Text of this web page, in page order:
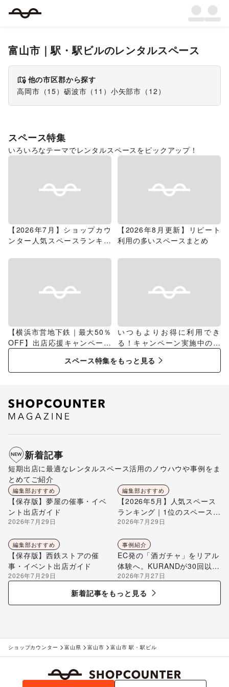
富山市 ｜駅・駅ビルのレンタルスペース
他の市区郡から探す
高岡市 （15） 砺波市 （ 11 ） 小矢部市 （ 12 ）
スペース特集
いろいろなテーマでレンタルスペースをピックアップ！
【2026年7月】ショップカウ
ンター人気スペースランキン
【2026年8月更新】リピート
利用の多いスペースまとめ
【横浜市営地下鉄｜最大50％
OFF】出店応援キャンペーン
特集
いつもよりお得に利用でき
る！キャンペーン実施中のス
スペース特集をもっと見る
新着記事
短期出店に最適なレンタルスペース活用のノウハウや事例をま
とめてご紹介
編集部おすすめ
【保存版】夢屋の催事・イベ
ント出店ガイド
2026年7月29日
編集部おすすめ
【2026年5月】人気スペース
ランキング｜1位のスペースを
編集部が解説
2026年7月29日
編集部おすすめ
【保存版】西鉄ストアの催
事・イベント出店ガイド
2026年7月29日
事例紹介
EC発の「酒ガチャ」をリアル
体験へ。KURANDが30回以上
のポップアップ出店で届け
る“新しいお酒との出会い”
2026年7月27日
新着記事をもっと見る
ショップカウンター 富山県 富山市 富山市 駅・駅ビル